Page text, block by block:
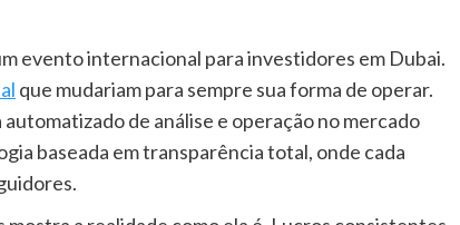
evento internacional para investidores em Dubai.
que mudariam para sempre sua forma de operar.
de análise e operação no mercado
baseada em transparência total, onde cada